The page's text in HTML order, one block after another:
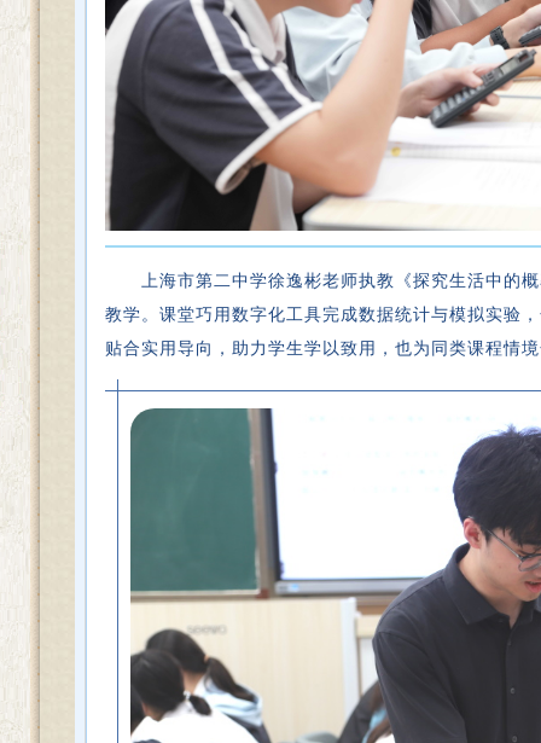
上海市第二中学徐逸彬老师执教《探究生活中的
教学。课堂巧用数字化工具完成数据统计与模拟实验
贴合实用导向，助力学生学以致用，也为同类课程情